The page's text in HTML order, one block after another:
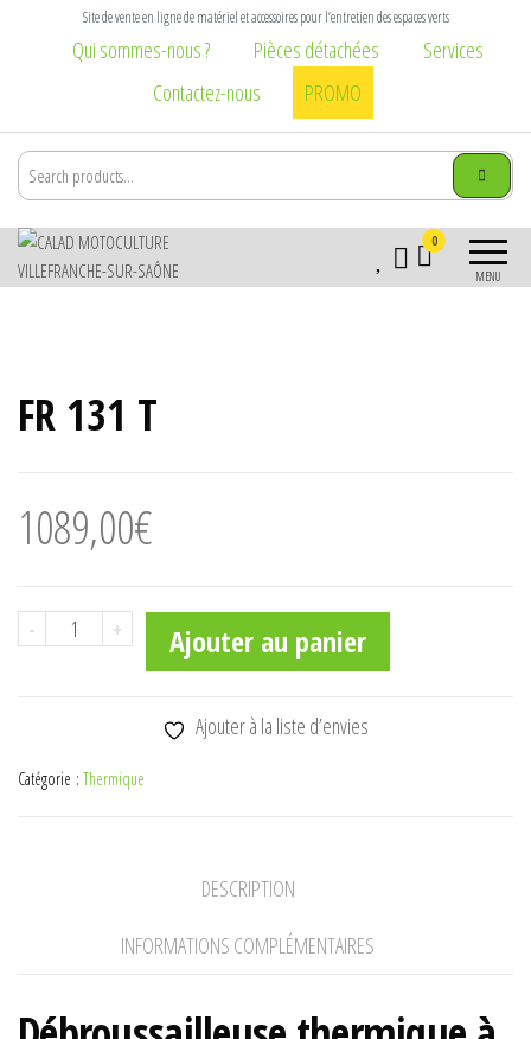
Site de vente en ligne de matériel et accessoires pour l’entretien des espaces verts
Qui sommes-nous ? Pièces détachées
Services
Contactez-nous
PROMO
Motoculture
l\'entretien des
MENU
0
FR 131 T
1089,00€
-
quantité+ Ajouter au panier
Ajouter à la liste d’envies
Catégorie : Thermique
DESCRIPTION
INFORMATIONS COMPLÉMENTAIRES